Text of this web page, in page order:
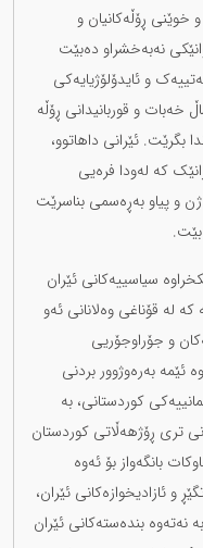
دانی گیان و خوێنی ڕۆڵەکانیان و
نەبەخشراو دەبێت
و ئایدۆلۆژیایەکی
خەبات و قوربانیدانی ڕۆڵە
بگرێت. ئێرانی داهاتوو،
کە لەودا فرەیی
ژن و پیاو بەڕەسمی بناسرێت
بێت.
سیاسییەکانی ئێران
لە قۆناغی وەلانانی ئەو
و جۆراوجۆریی
ئێمە بەرەوژوور بردنی
کوردستانی، بە
تری ڕۆژهەڵاتی کوردستان
بانگەواز بۆ ئەوە
و ئازادیخوازەکانی ئێران،
نەتەوە بندەستەکانی ئێران